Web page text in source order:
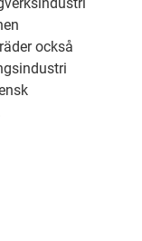
också